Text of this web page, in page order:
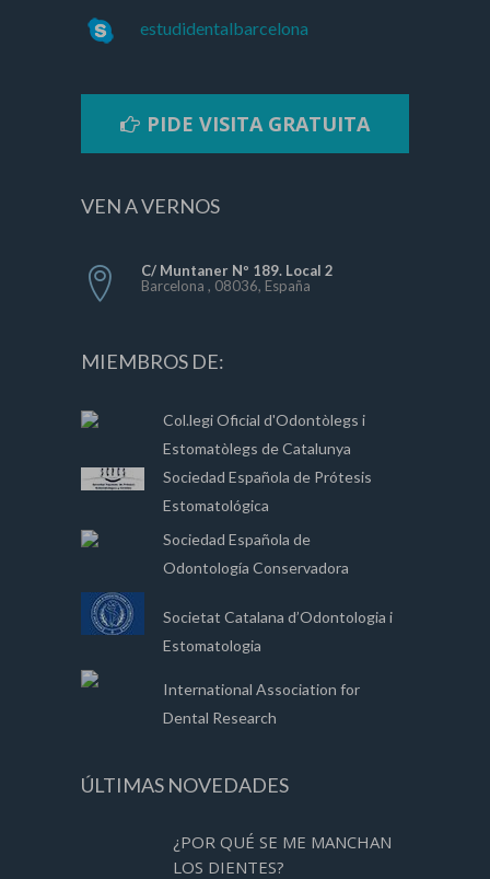
estudidentalbarcelona
PIDE VISITA GRATUITA
VEN A VERNOS
C/ Muntaner Nº 189. Local 2
Barcelona , 08036, España
MIEMBROS DE:
Col.legi Oficial d'Odontòlegs i
Estomatòlegs de Catalunya
Sociedad Española de Prótesis
Estomatológica
Sociedad Española de
Odontología Conservadora
Societat Catalana d’Odontologia i
Estomatologia
International Association for
Dental Research
ÚLTIMAS NOVEDADES
¿POR QUÉ SE ME MANCHAN
LOS DIENTES?